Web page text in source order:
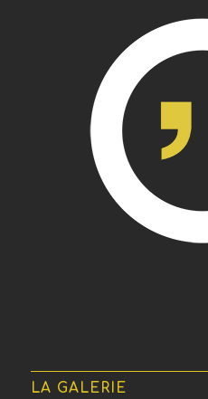
LA GALERIE